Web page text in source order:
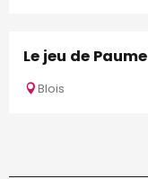
Le jeu de Paume
Blois